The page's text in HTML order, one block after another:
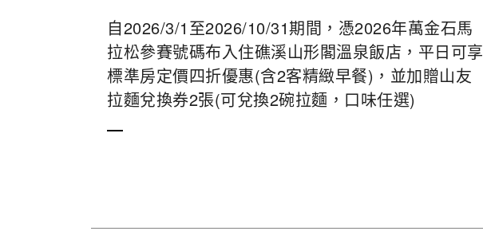
自2026/3/1至2026/10/31期間，憑2026年萬金石馬
拉松參賽號碼布入住礁溪山形閣溫泉飯店，平日可享
標準房定價四折優惠(含2客精緻早餐)，並加贈山友
拉麵兌換券2張(可兌換2碗拉麵，口味任選)